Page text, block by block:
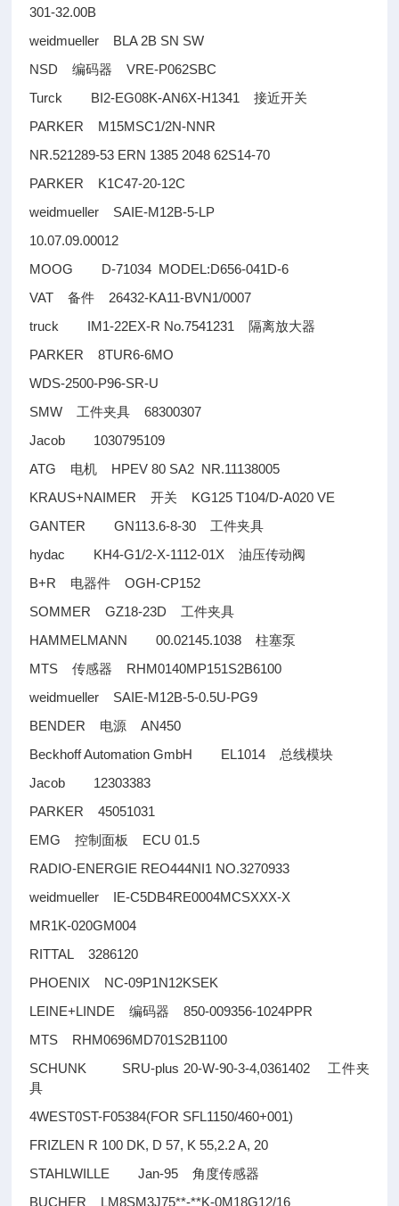
301-32.00B
weidmueller BLA 2B SN SW
NSD编码器
VRE-P062SBC
Turck BI2-EG08K-AN6X-H1341接近开关
PARKER M15MSC1/2N-NNR
NR.521289-53 ERN 1385 2048 62S14-70
PARKER K1C47-20-12C
weidmueller SAIE-M12B-5-LP
10.07.09.00012
MOOG D-71034 MODEL:D656-041D-6
VAT备件 26432-KA11-BVN1/0007
truck IM1-22EX-R No.7541231
隔离放大器
PARKER 8TUR6-6MO
WDS-2500-P96-SR-U
SMW 工件夹具 68300307
Jacob 1030795109
ATG 电机 HPEV 80 SA2 NR.11138005
KRAUS+NAIMER开关
KG125 T104/D-A020 VE
GANTER GN113.6-8-30 工件夹具
hydac KH4-G1/2-X-1112-01X油压传动阀
B+R 电器件 OGH-CP152
SOMMER GZ18-23D 工件夹具
HAMMELMANN 00.02145.1038柱塞泵
MTS传感器
RHM0140MP151S2B6100
weidmueller SAIE-M12B-5-0.5U-PG9
BENDER 电源
AN450
Beckhoff Automation GmbH EL1014 总线模块
Jacob 12303383
PARKER 45051031
EMG控制面板
ECU 01.5
RADIO-ENERGIE REO444NI1 NO.3270933
weidmueller IE-C5DB4RE0004MCSXXX-X
MR1K-020GM004
RITTAL 3286120
PHOENIX NC-09P1N12KSEK
LEINE+LINDE编码器
850-009356-1024PPR
MTS RHM0696MD701S2B1100
SCHUNK SRU-plus 20-W-90-3-4,0361402
工件夹
具
4WEST0ST-F05384(FOR SFL1150/460+001)
FRIZLEN R 100 DK, D 57, K 55,2.2 A, 20
STAHLWILLE Jan-95角度传感器
BUCHER LM8SM3J75**-**K-0M18G12/16